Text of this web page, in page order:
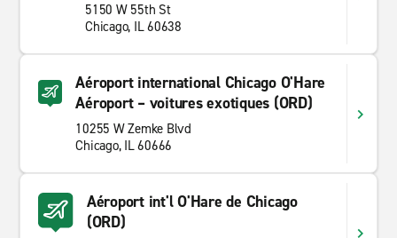
5150 W 55th St
Chicago, IL 60638
Aéroport international Chicago O'Hare
Aéroport – voitures exotiques (ORD)
10255 W Zemke Blvd
Chicago, IL 60666
Aéroport int'l O'Hare de Chicago
(ORD)